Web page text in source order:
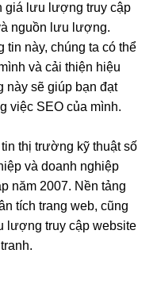
giá lưu lượng truy cập
nguồn lưu lượng.
tin này, chúng ta có thể
và cải thiện hiệu
này sẽ giúp bạn đạt
việc SEO của mình.
thị trường kỹ thuật số
và doanh nghiệp
năm 2007. Nền tảng
tích trang web, cũng
lượng truy cập website